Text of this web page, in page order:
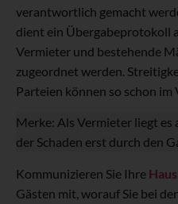
verantwortlich gemacht
dient ein Übergabeprotokoll
Vermieter und bestehende
zugeordnet werden.
Parteien können so schon
Merke: Als Vermieter liegt es
der Schaden erst durch den
Kommunizieren Sie Ihre
Gästen mit, worauf Sie bei